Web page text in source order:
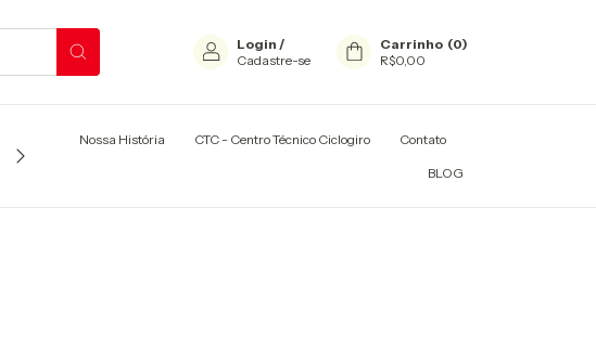
Login /
Cadastre-se
Carrinho (0)
R$0,00
Nossa História CTC - Centro Técnico Ciclogiro Contato
BLOG